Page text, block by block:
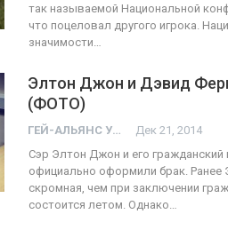
так называемой Национальной
что поцеловал другого игрока.
значимости…
Элтон Джон и Дэвид
(ФОТО)
ГЕЙ-АЛЬЯНС УКРАИНА Дек 21, 2014
Сэр Элтон Джон и его
официально оформили брак. Ранее
скромная, чем при заключении
состоится летом. Однако…